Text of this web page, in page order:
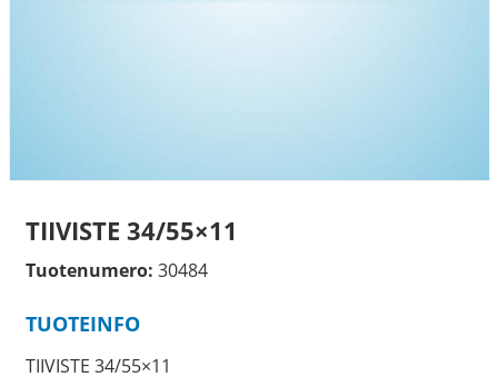
TIIVISTE 34/55×11
Tuotenumero: 30484
TUOTEINFO
TIIVISTE 34/55×11